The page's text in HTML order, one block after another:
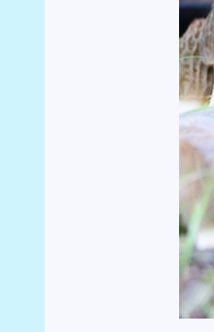
“以前冬
打工强多了。”务
杨昌国介
大种植规模，村
分红等多种渠道